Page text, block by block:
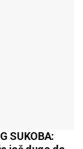
SUKOBA: